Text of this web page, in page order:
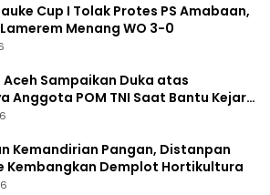
Cup I Tolak Protes PS Amabaan,
Lamerem Menang WO 3-0
Sampaikan Duka atas
Anggota POM TNI Saat Bantu Kejar
Kemandirian Pangan, Distanpan
Kembangkan Demplot Hortikultura